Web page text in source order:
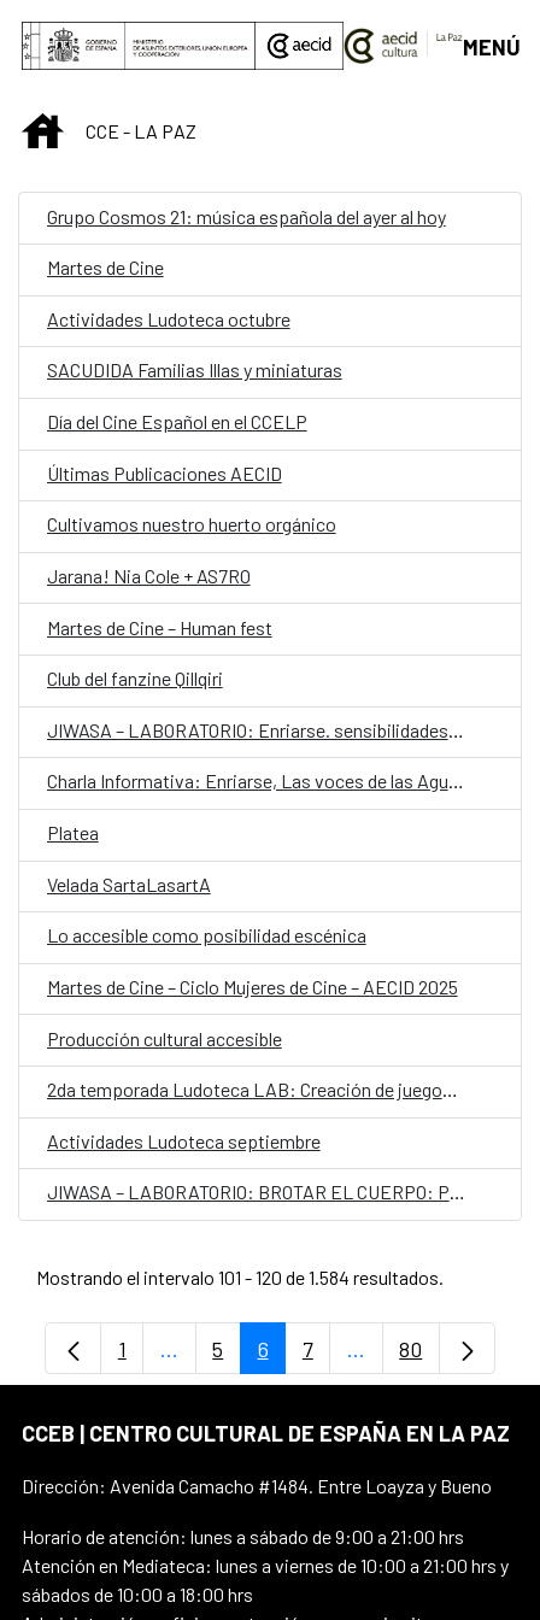
Saltar al contenido principal
MENÚ
INICIOCCE - LA PAZ
Grupo Cosmos 21: música española del ayer al hoy
Martes de Cine
Actividades Ludoteca octubre
SACUDIDA Familias Illas y miniaturas
Día del Cine Español en el CCELP
Últimas Publicaciones AECID
Cultivamos nuestro huerto orgánico
Jarana! Nia Cole + AS7RO
Martes de Cine – Human fest
Club del fanzine Qillqiri
Charla Informativa: Enriarse, Las voces de las Aguas
Platea
Velada SartaLasartA
Lo accesible como posibilidad escénica
Martes de Cine – Ciclo Mujeres de Cine – AECID 2025
Producción cultural accesible
2da temporada Ludoteca LAB: Creación de juegos con accesibilidad universal
Actividades Ludoteca septiembre
JIWASA – LABORATORIO: BROTAR EL CUERPO: Pensar mundos con la ruda, la retama y el romero
Mostrando el intervalo 101 - 120 de 1.584 resultados.
Página
1 ...Páginas intermedias Use TAB para
Página
5 Página
6 Página
7 ...PáginasPágina
80
CCEB | CENTRO CULTURAL DE ESPAÑA EN LA PAZ
Dirección: Avenida Camacho #1484. Entre Loayza y Bueno
Horario de atención: lunes a sábado de 9:00 a 21:00 hrs
Atención en Mediateca: lunes a viernes de 10:00 a 21:00 hrs y
sábados de 10:00 a 18:00 hrs